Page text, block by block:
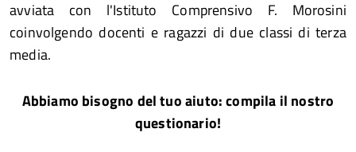
avviata con l'Istituto Comprensivo F. Morosini
coinvolgendo docenti e ragazzi di due classi di terza
media.
Abbiamo bisogno del tuo aiuto: compila il nostro
questionario!